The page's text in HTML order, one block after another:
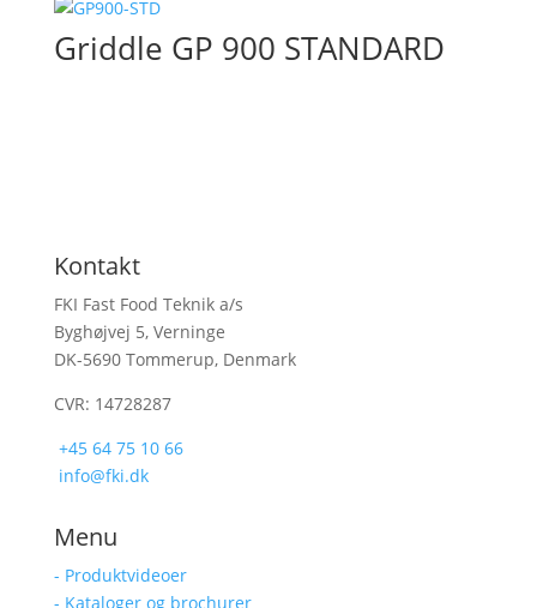
Griddle GP 900 STANDARD
Kontakt
FKI Fast Food Teknik a/s
Byghøjvej 5, Verninge
DK-5690 Tommerup, Denmark
CVR: 14728287
+45 64 75 10 66
info@fki.dk
Menu
- Produktvideoer
- Kataloger og brochurer